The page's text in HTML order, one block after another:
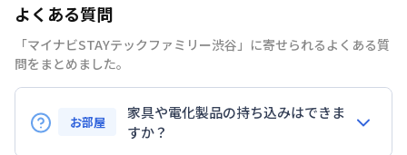
禁煙・喫煙
定員
3名
よくある質問
「マイナビSTAYテックファミリー渋谷」に寄せられるよくある質
問をまとめました。
お部屋
家具や電化製品の持ち込みはできま
すか？